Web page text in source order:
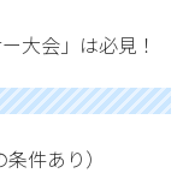
大会」は必見！
件あり）